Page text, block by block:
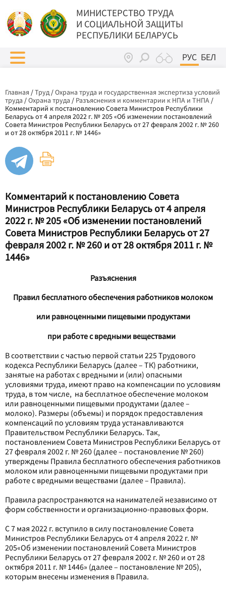
МИНИСТЕРСТВО ТРУДА
И СОЦИАЛЬНОЙ ЗАЩИТЫ
РЕСПУБЛИКИ БЕЛАРУСЬ
РУС БЕЛ
Главная /Труд/Охрана труда и государственная экспертиза условий
труда /Охрана труда / Разъяснения и комментарии к НПА и ТНПА /
Комментарий к постановлению Совета Министров Республики
Беларусь от 4 апреля 2022 г. № 205 «Об изменении постановлений
Совета Министров Республики Беларусь от 27 февраля 2002 г. № 260
и от 28 октября 2011 г. № 1446»
Комментарий к постановлению Совета
Министров Республики Беларусь от 4 апреля
2022 г. № 205 «Об изменении постановлений
Совета Министров Республики Беларусь от 27
февраля 2002 г. № 260 и от 28 октября 2011 г. №
1446»
Разъяснения
Правил бесплатного обеспечения работников молоком
или равноценными пищевыми продуктами
при работе с вредными веществами
В соответствии с частью первой статьи 225 Трудового
кодекса Республики Беларусь (далее – ТК) работники,
занятые на работах с вредными и (или) опасными
условиями труда, имеют право на компенсации по условиям
труда, в том числе, на бесплатное обеспечение молоком
или равноценными пищевыми продуктами (далее –
молоко). Размеры (объемы) и порядок предоставления
компенсаций по условиям труда устанавливаются
Правительством Республики Беларусь. Так,
постановлением Совета Министров Республики Беларусь от
27 февраля 2002 г. № 260 (далее – постановление № 260)
утверждены Правила бесплатного обеспечения работников
молоком или равноценными пищевыми продуктами при
работе с вредными веществами (далее – Правила).
Правила распространяются на нанимателей независимо от
форм собственности и организационно-правовых форм.
С 7 мая 2022 г. вступило в силу постановление Совета
Министров Республики Беларусь от 4 апреля 2022 г. №
205«Об изменении постановлений Совета Министров
Республики Беларусь от 27 февраля 2002 г. № 260 и от 28
октября 2011 г. № 1446» (далее – постановление № 205),
которым внесены изменения в Правила.